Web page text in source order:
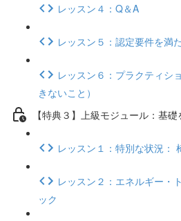
レッスン４：Q＆A
レッスン５：認定要件を満
レッスン６：プラクティシ
きないこと）
【特典３】上級モジュール：基礎
レッスン１：特別な状況：
レッスン２：エネルギー・
ック